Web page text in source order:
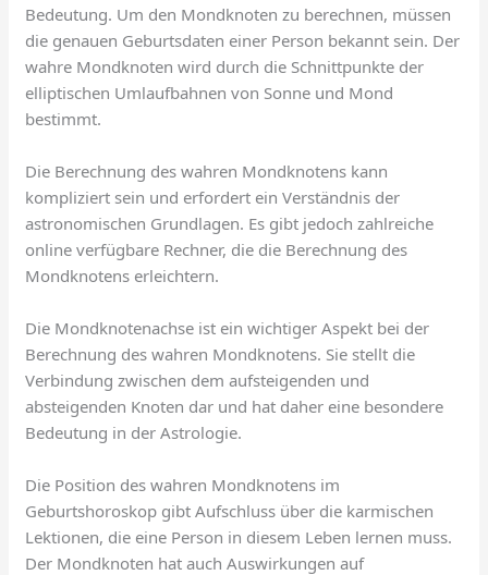
Bedeutung. Um den Mondknoten zu berechnen, müssen
die genauen Geburtsdaten einer Person bekannt sein. Der
wahre Mondknoten wird durch die Schnittpunkte der
elliptischen Umlaufbahnen von Sonne und Mond
bestimmt.
Die Berechnung des wahren Mondknotens kann
kompliziert sein und erfordert ein Verständnis der
astronomischen Grundlagen. Es gibt jedoch zahlreiche
online verfügbare Rechner, die die Berechnung des
Mondknotens erleichtern.
Die Mondknotenachse ist ein wichtiger Aspekt bei der
Berechnung des wahren Mondknotens. Sie stellt die
Verbindung zwischen dem aufsteigenden und
absteigenden Knoten dar und hat daher eine besondere
Bedeutung in der Astrologie.
Die Position des wahren Mondknotens im
Geburtshoroskop gibt Aufschluss über die karmischen
Lektionen, die eine Person in diesem Leben lernen muss.
Der Mondknoten hat auch Auswirkungen auf